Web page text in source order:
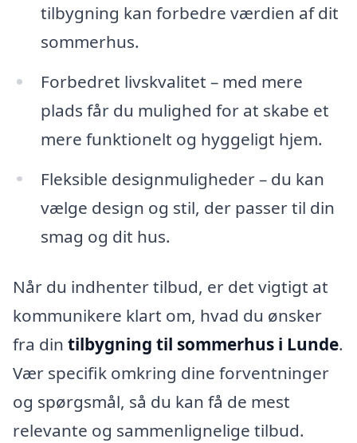
tilbygning kan forbedre værdien af dit
sommerhus.
Forbedret livskvalitet – med mere
plads får du mulighed for at skabe et
mere funktionelt og hyggeligt hjem.
Fleksible designmuligheder – du kan
vælge design og stil, der passer til din
smag og dit hus.
Når du indhenter tilbud, er det vigtigt at
kommunikere klart om, hvad du ønsker
fra din tilbygning til sommerhus i Lunde.
Vær specifik omkring dine forventninger
og spørgsmål, så du kan få de mest
relevante og sammenlignelige tilbud.